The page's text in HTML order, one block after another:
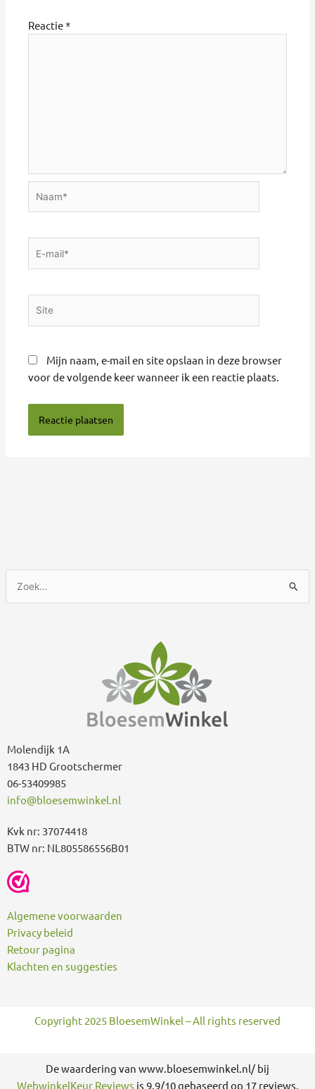
o
Reactie*
Mijn naam, e-mail en site opslaan in deze browser
voor de volgende keer wanneer ik een reactie plaats.
Molendijk 1A
1843 HD Grootschermer
06-53409985
info@bloesemwinkel.nl
Kvk nr: 37074418
BTW nr: NL805586556B01
Algemene voorwaarden
Privacy beleid
Retour pagina
Klachten en suggesties
Copyright 2025 BloesemWinkel – All rights reserved
De waardering van www.bloesemwinkel.nl/ bij
WebwinkelKeur Reviews is 9.9/10 gebaseerd op 17 reviews.